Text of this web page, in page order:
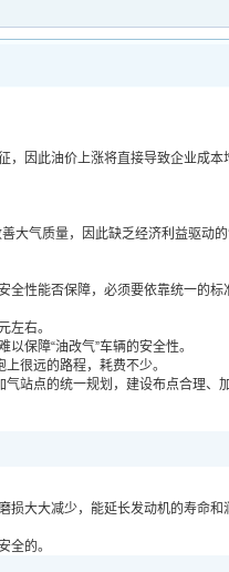
因此油价上涨将直接导致企业成本
气质量，因此缺乏经济利益驱动的
性能否保障，必须要依靠统一的标
右。
保障“油改气”车辆的安全性。
很远的路程，耗费不少。
站点的统一规划，建设布点合理、
损大大减少，能延长发动机的寿命和
的。